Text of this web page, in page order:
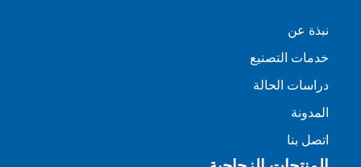
نبذة عن
خدمات التصنيع
دراسات الحالة
المدونة
اتصل بنا